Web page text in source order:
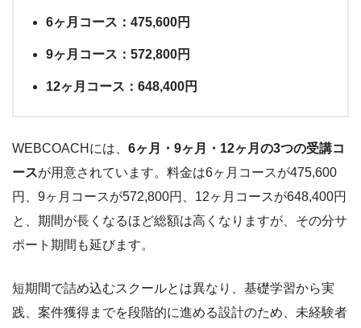
6ヶ月コース：475,600円
9ヶ月コース：572,800円
12ヶ月コース：648,400円
WEBCOACHには、 6ヶ月・9ヶ月・12ヶ月の3つの受講コ
ースが用意されています。料金は6ヶ月コースが475,600
円、9ヶ月コースが572,800円、12ヶ月コースが648,400円
と、期間が長くなるほど総額は高くなりますが、その分サ
ポート期間も延びます。
短期間で詰め込むスクールとは異なり、基礎学習から実
践、案件獲得までを段階的に進める設計のため、未経験者